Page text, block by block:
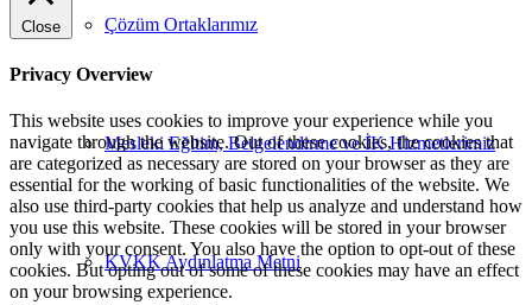
Çözüm Ortaklarımız
Mesleki Eğitim, Belgelendirme ve İK Hizmetlerimiz
KVKK Aydınlatma Metni
Close
Privacy Overview
This website uses cookies to improve your experience while you
navigate through the website. Out of these cookies, the cookies that
are categorized as necessary are stored on your browser as they are
essential for the working of basic functionalities of the website. We
also use third-party cookies that help us analyze and understand how
you use this website. These cookies will be stored in your browser
only with your consent. You also have the option to opt-out of these
cookies. But opting out of some of these cookies may have an effect
on your browsing experience.